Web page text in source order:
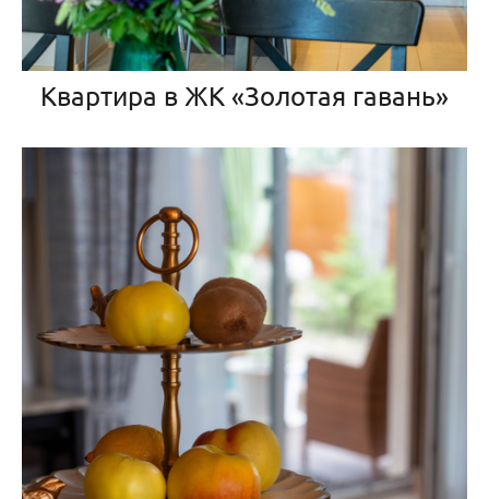
Квартира в ЖК «Золотая гавань»